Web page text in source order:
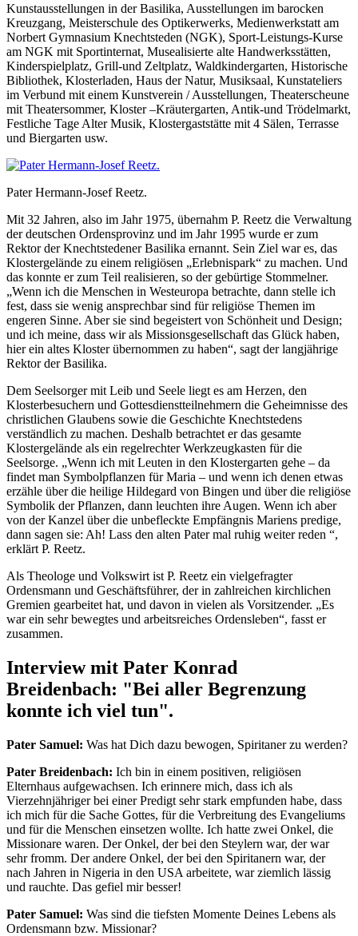
Kunstausstellungen in der Basilika, Ausstellungen im barocken
Kreuzgang, Meisterschule des Optikerwerks, Medienwerkstatt am
Norbert Gymnasium Knechtsteden (NGK), Sport-Leistungs-Kurse
am NGK mit Sportinternat, Musealisierte alte Handwerksstätten,
Kinderspielplatz, Grill-und Zeltplatz, Waldkindergarten, Historische
Bibliothek, Klosterladen, Haus der Natur, Musiksaal, Kunstateliers
im Verbund mit einem Kunstverein / Ausstellungen, Theaterscheune
mit Theatersommer, Kloster –Kräutergarten, Antik-und Trödelmarkt,
Festliche Tage Alter Musik, Klostergaststätte mit 4 Sälen, Terrasse
und Biergarten usw.
Pater Hermann-Josef Reetz.
Mit 32 Jahren, also im Jahr 1975, übernahm P. Reetz die Verwaltung
der deutschen Ordensprovinz und im Jahr 1995 wurde er zum
Rektor der Knechtstedener Basilika ernannt. Sein Ziel war es, das
Klostergelände zu einem religiösen „Erlebnispark“ zu machen. Und
das konnte er zum Teil realisieren, so der gebürtige Stommelner.
„Wenn ich die Menschen in Westeuropa betrachte, dann stelle ich
fest, dass sie wenig ansprechbar sind für religiöse Themen im
engeren Sinne. Aber sie sind begeistert von Schönheit und Design;
und ich meine, dass wir als Missionsgesellschaft das Glück haben,
hier ein altes Kloster übernommen zu haben“, sagt der langjährige
Rektor der Basilika.
Dem Seelsorger mit Leib und Seele liegt es am Herzen, den
Klosterbesuchern und Gottesdienstteilnehmern die Geheimnisse des
christlichen Glaubens sowie die Geschichte Knechtstedens
verständlich zu machen. Deshalb betrachtet er das gesamte
Klostergelände als ein regelrechter Werkzeugkasten für die
Seelsorge. „Wenn ich mit Leuten in den Klostergarten gehe – da
findet man Symbolpflanzen für Maria – und wenn ich denen etwas
erzähle über die heilige Hildegard von Bingen und über die religiöse
Symbolik der Pflanzen, dann leuchten ihre Augen. Wenn ich aber
von der Kanzel über die unbefleckte Empfängnis Mariens predige,
dann sagen sie: Ah! Lass den alten Pater mal ruhig weiter reden “,
erklärt P. Reetz.
Als Theologe und Volkswirt ist P. Reetz ein vielgefragter
Ordensmann und Geschäftsführer, der in zahlreichen kirchlichen
Gremien gearbeitet hat, und davon in vielen als Vorsitzender. „Es
war ein sehr bewegtes und arbeitsreiches Ordensleben“, fasst er
zusammen.
Interview mit Pater Konrad
Breidenbach: "Bei aller Begrenzung
konnte ich viel tun".
Pater Samuel: Was hat Dich dazu bewogen, Spiritaner zu werden?
Pater Breidenbach: Ich bin in einem positiven, religiösen
Elternhaus aufgewachsen. Ich erinnere mich, dass ich als
Vierzehnjähriger bei einer Predigt sehr stark empfunden habe, dass
ich mich für die Sache Gottes, für die Verbreitung des Evangeliums
und für die Menschen einsetzen wollte. Ich hatte zwei Onkel, die
Missionare waren. Der Onkel, der bei den Steylern war, der war
sehr fromm. Der andere Onkel, der bei den Spiritanern war, der
nach Jahren in Nigeria in den USA arbeitete, war ziemlich lässig
und rauchte. Das gefiel mir besser!
Pater Samuel: Was sind die tiefsten Momente Deines Lebens als
Ordensmann bzw. Missionar?